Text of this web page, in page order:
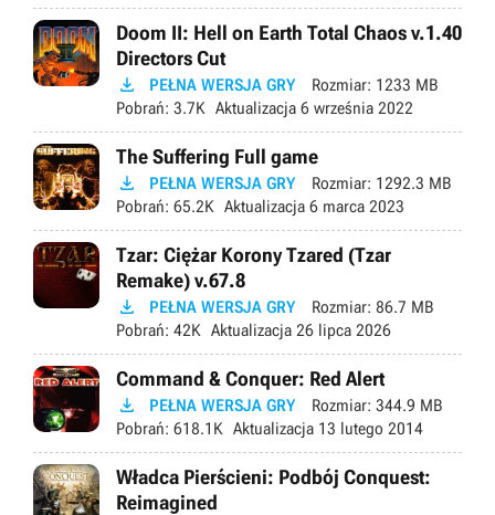
Doom II: Hell on Earth Total Chaos v.1.40
Directors Cut
 PEŁNA WERSJA GRY Rozmiar: 1233 MB
Pobrań: 3.7K Aktualizacja 6 września 2022
The Suffering Full game
 PEŁNA WERSJA GRY Rozmiar: 1292.3 MB
Pobrań: 65.2K Aktualizacja 6 marca 2023
Tzar: Ciężar Korony Tzared (Tzar
Remake) v.67.8
 PEŁNA WERSJA GRY Rozmiar: 86.7 MB
Pobrań: 42K Aktualizacja 26 lipca 2026
Command & Conquer: Red Alert
 PEŁNA WERSJA GRY Rozmiar: 344.9 MB
Pobrań: 618.1K Aktualizacja 13 lutego 2014
Władca Pierścieni: Podbój Conquest:
Reimagined